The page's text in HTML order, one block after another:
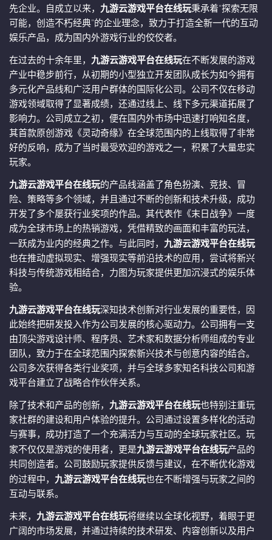
先企业。自成立以来， 九游云游戏平台在线玩秉承着“探索无限
可能，创造不朽经典”的企业理念，致力于打造全新一代的互动
娱乐产品，成为国内外游戏行业的佼佼者。
在过去的十余年里， 九游云游戏平台在线玩在不断发展的游戏
产业中稳步前行，从初期的小型独立开发团队成长为如今拥有
多元化产品线和广泛用户群体的国际化公司。公司不仅在移动
游戏领域取得了显著成绩，还通过线上、线下多元渠道拓展了
影响力。公司成立之初，便在国内外市场中迅速打响知名度，
其首款原创游戏《灵动奇缘》在全球范围内的上线取得了非常
好的反响，成为了当时最受欢迎的游戏之一，积累了大量忠实
玩家。
九游云游戏平台在线玩的产品线涵盖了角色扮演、竞技、冒
险、策略等多个领域，并且通过不断的创新和技术升级，成功
开发了多个屡获行业奖项的作品。其代表作《末日战争》一度
成为全球市场上的热销游戏，凭借精致的画面和丰富的玩法，
一跃成为业内的经典之作。与此同时， 九游云游戏平台在线玩
也在推动虚拟现实、增强现实等前沿技术的应用，尝试将新兴
科技与传统游戏相结合，力图为玩家提供更加沉浸式的娱乐体
验。
九游云游戏平台在线玩深知技术创新对行业发展的重要性，因
此始终把研发投入作为公司发展的核心驱动力。公司拥有一支
由顶尖游戏设计师、程序员、艺术家和数据分析师组成的专业
团队，致力于在全球范围内探索新兴技术与创意内容的结合。
公司多次获得各类行业奖项，并与全球多家知名科技公司和游
戏平台建立了战略合作伙伴关系。
除了技术和产品的创新， 九游云游戏平台在线玩也特别注重玩
家社群的建设和用户体验的提升。公司通过设置多样化的活动
与赛事，成功打造了一个充满活力与互动的全球玩家社区。玩
家不仅仅是游戏的使用者，更是九游云游戏平台在线玩产品的
共同创造者。公司鼓励玩家提供反馈与建议，在不断优化游戏
的过程中， 九游云游戏平台在线玩也在不断增强与玩家之间的
互动与联系。
未来， 九游云游戏平台在线玩将继续以全球化视野，着眼于更
广阔的市场发展，并通过持续的技术研发、内容创新以及用户